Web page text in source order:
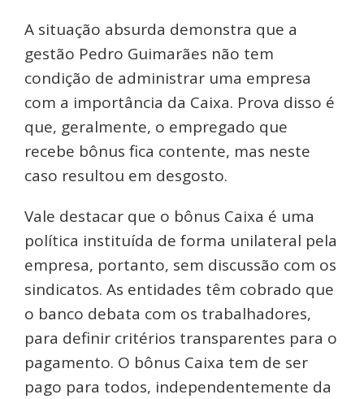
A situação absurda demonstra que a
gestão Pedro Guimarães não tem
condição de administrar uma empresa
com a importância da Caixa. Prova disso é
que, geralmente, o empregado que
recebe bônus fica contente, mas neste
caso resultou em desgosto.
Vale destacar que o bônus Caixa é uma
política instituída de forma unilateral pela
empresa, portanto, sem discussão com os
sindicatos. As entidades têm cobrado que
o banco debata com os trabalhadores,
para definir critérios transparentes para o
pagamento. O bônus Caixa tem de ser
pago para todos, independentemente da